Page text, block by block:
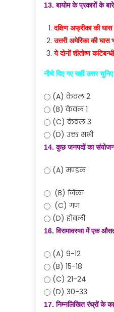
13. बायोम के प्रकारों के
दक्षिण अफ्रीका की
उत्तरी अमेरिका की घास
ये दोनों शीतोष्ण
नीचे दिए गए सही उत्तर
(A) केवल 2
(B) केवल 1
(C) केवल 3
(D) उक्त सभी
14. कुछ जनपदों का
(A) मण्डल
(B) जिला
(C) गण
(D) होबली
16. विरामावस्था में एक
(A) 9-12
(B) 15-18
(C) 21-24
(D) 30-33
17. निम्नलिखित रंध्रों के